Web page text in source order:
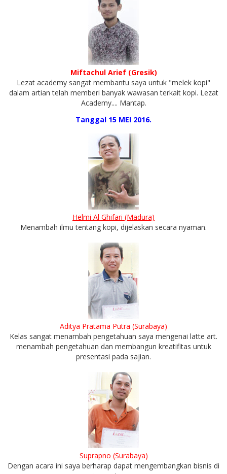
Miftachul Arief (Gresik)
Lezat academy sangat membantu saya untuk "melek kopi"
dalam artian telah memberi banyak wawasan terkait kopi. Lezat
Academy.... Mantap.
Tanggal 15 MEI 2016.
Helmi Al Ghifari (Madura)
Menambah ilmu tentang kopi, dijelaskan secara nyaman.
Aditya Pratama Putra (Surabaya)
Kelas sangat menambah pengetahuan saya mengenai latte art.
menambah pengetahuan dan membangun kreatifitas untuk
presentasi pada sajian.
Suprapno (Surabaya)
Dengan acara ini saya berharap dapat mengembangkan bisnis di